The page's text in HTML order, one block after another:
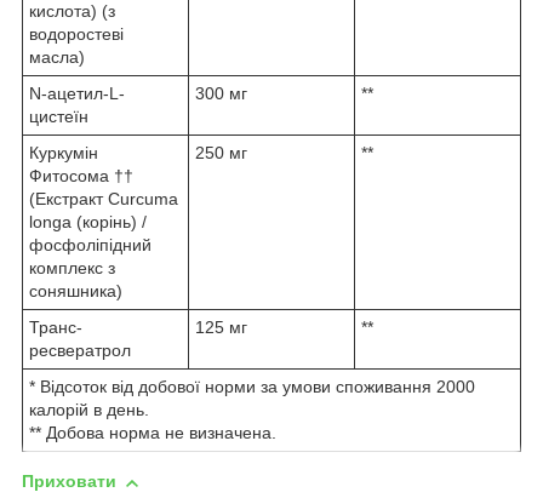
кислота) (з
водоростеві
масла)
N-ацетил-L-
цистеїн
300 мг **
Куркумін
Фитосома ††
(Екстракт Curcuma
longa (корінь) /
фосфоліпідний
комплекс з
соняшника)
250 мг **
Транс-
ресвератрол
125 мг **
* Відсоток від добової норми за умови споживання 2000
калорій в день.
** Добова норма не визначена.
Приховати